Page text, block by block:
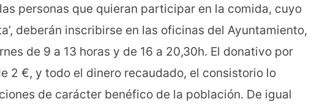
personas que quieran participar en la comida, cuyo
deberán inscribirse en las oficinas del Ayuntamiento,
de 9 a 13 horas y de 16 a 20,30h. El donativo por
2 €, y todo el dinero recaudado, el consistorio lo
de carácter benéfico de la población. De igual